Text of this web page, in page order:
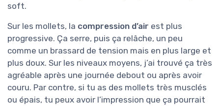
soft.
Sur les mollets, la compression d’air est plus
progressive. Ça serre, puis ça relâche, un peu
comme un brassard de tension mais en plus large et
plus doux. Sur les niveaux moyens, j’ai trouvé ça très
agréable après une journée debout ou après avoir
couru. Par contre, si tu as des mollets très musclés
ou épais, tu peux avoir l’impression que ça pourrait